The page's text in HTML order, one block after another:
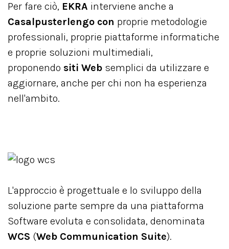
Per fare ciò, EKRA interviene anche a
Casalpusterlengo con proprie metodologie
professionali, proprie piattaforme informatiche
e proprie soluzioni multimediali,
proponendo siti Web semplici da utilizzare e
aggiornare, anche per chi non ha esperienza
nell'ambito.
L'approccio è progettuale e lo sviluppo della
soluzione parte sempre da una piattaforma
Software evoluta e consolidata, denominata
WCS (Web Communication Suite).